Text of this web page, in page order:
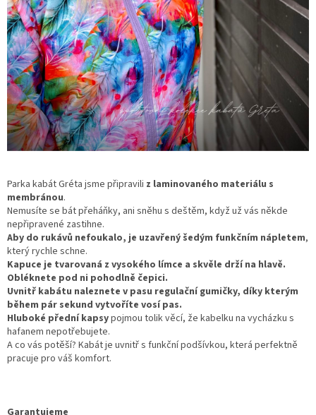
Parka kabát Gréta jsme připravili z laminovaného materiálu s
membránou.
Nemusíte se bát přeháňky, ani sněhu s deštěm, když už vás někde
nepřipravené zastihne.
Aby do rukávů nefoukalo, je uzavřený šedým funkčním nápletem,
který rychle schne.
Kapuce je tvarovaná z vysokého límce a skvěle drží na hlavě.
Obléknete pod ni pohodlně čepici.
Uvnitř kabátu naleznete v pasu regulační gumičky, díky kterým
během pár sekund vytvoříte vosí pas.
Hluboké přední kapsypojmou tolik věcí, že kabelku na vycházku s
hafanem nepotřebujete.
A co vás potěší? Kabát je uvnitř s funkční podšívkou, která perfektně
pracuje pro váš komfort.